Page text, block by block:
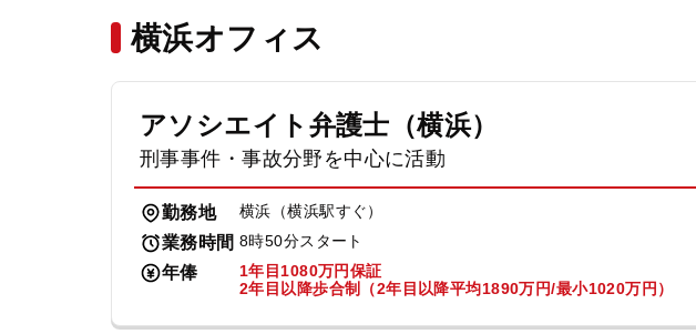
横浜オフィス
アソシエイト弁護士（横浜）
刑事事件・事故分野を中心に活動
勤務地 横浜（横浜駅すぐ）
業務時間 8時50分スタート
年俸
1年目1080万円保証
2年目以降歩合制（2年目以降平均1890万円/最小1020万円）